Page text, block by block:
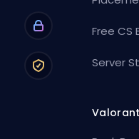
Free CS
Server
Valorant